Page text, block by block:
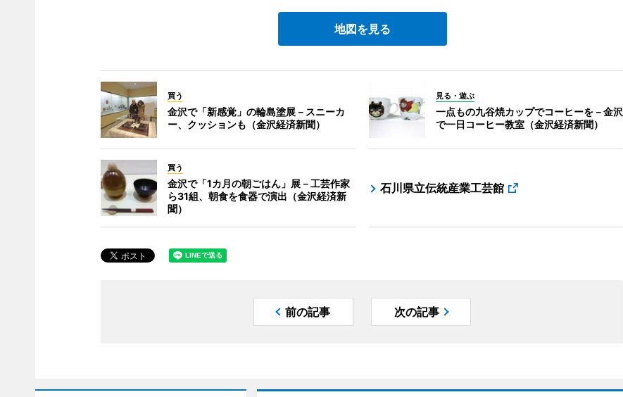
地図を見る
買う
金沢で「新感覚」の輪島塗展－スニーカ
ー、クッションも（金沢経済新聞）
見る・遊ぶ
一点もの九谷焼カップでコーヒーを－金沢
で一日コーヒー教室（金沢経済新聞）
買う
金沢で「1カ月の朝ごはん」展－工芸作家
ら31組、朝食を食器で演出（金沢経済新
聞）
石川県立伝統産業工芸館
前の記事 次の記事